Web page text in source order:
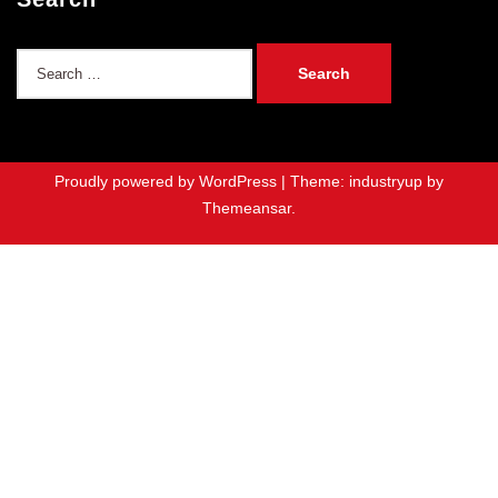
Proudly powered by WordPress | Theme: industryup by
Themeansar.